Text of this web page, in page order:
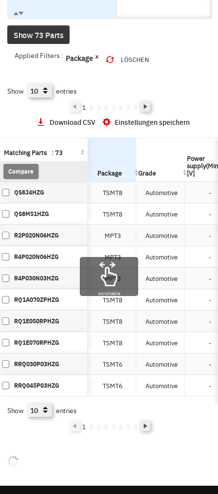
SOP8
SST3
TO-252 (TL)
TSMT3
UMT3
UMT6
Show 73 Parts
Applied Filters : Package x LÖSCHEN
Show entries
1 2 3 4 5 6 7 8
Download CSV Einstellungen speichern
Matching Parts :73
Compare Package Grade
Power
[V]
QS8J4HZG TSMT8 Automotive -
QS8M51HZG TSMT8 Automotive -
R2P020N06HZG MPT3 Automotive -
R4P020N06HZG MPT3 Automotive -
R4P030N03HZG MPT3 Automotive -
RQ1A070ZPHZG TSMT8 Automotive -
RQ1E050RPHZG TSMT8 Automotive -
RQ1E070RPHZG TSMT8 Automotive -
RRQ030P03HZG TSMT6 Automotive -
RRQ045P03HZG TSMT6 Automotive -
Matching Parts :73
Compare Package Grade
Power
[V]
scrollable
Show entries
1 2 3 4 5 6 7 8